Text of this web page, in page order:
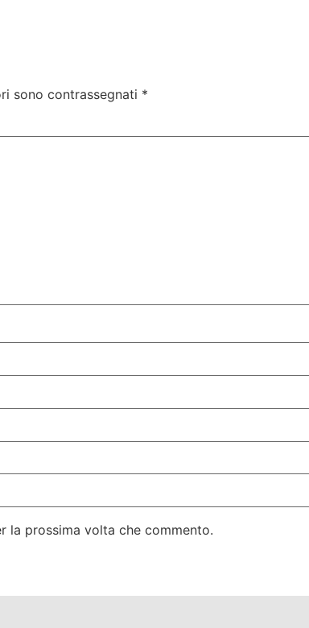
sono contrassegnati *
la prossima volta che commento.